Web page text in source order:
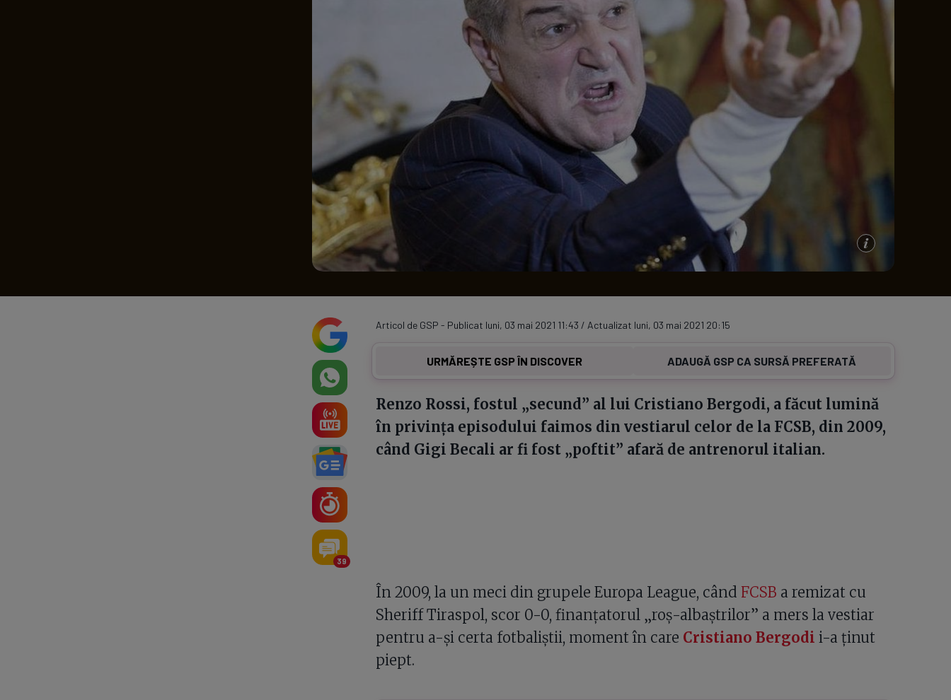
Serie A
Meciuri
Program TV
39
Articol de GSP - Publicat luni, 03 mai 2021 11:43 / Actualizat luni, 03 mai 2021 20:15
URMĂREȘTE GSP ÎN DISCOVER ADAUGĂ GSP CA SURSĂ PREFERATĂ
Renzo Rossi, fostul „secund” al lui Cristiano Bergodi, a făcut lumină
în privința episodului faimos din vestiarul celor de la FCSB, din 2009,
când Gigi Becali ar fi fost „poftit” afară de antrenorul italian.
În 2009, la un meci din grupele Europa League, când FCSB a remizat cu
Sheriff Tiraspol, scor 0-0, finanțatorul „roș-albaștrilor” a mers la vestiar
pentru a-și certa fotbaliștii, moment în care Cristiano Bergodi i-a ținut
piept.